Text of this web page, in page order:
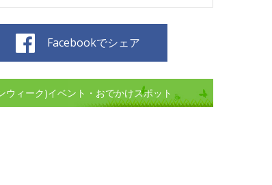
Facebookでシェア
ウィーク)イベント・おでかけスポット